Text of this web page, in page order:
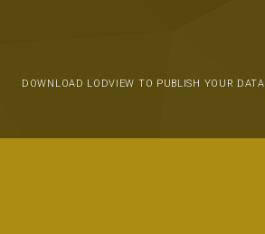
DOWNLOAD LODVIEW TO PUBLISH YOUR DATA